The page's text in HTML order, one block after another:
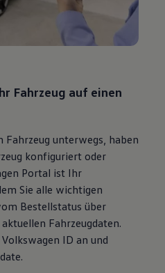
Fahrzeug auf einen
unterwegs, haben
konfiguriert oder
Portal ist Ihr
Sie alle wichtigen
Bestellstatus über
Fahrzeugdaten.
Volkswagen ID an und